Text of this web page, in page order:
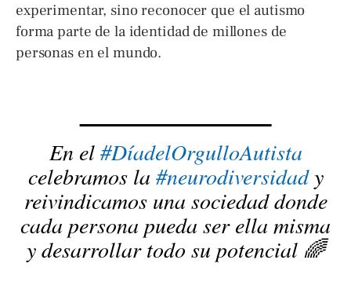
experimentar, sino reconocer que el autismo
forma parte de la identidad de millones de
personas en el mundo.
En el#DíadelOrgulloAutista
celebramos la #neurodiversidady
reivindicamos una sociedad donde
cada persona pueda ser ella misma
y desarrollar todo su potencial 🌈